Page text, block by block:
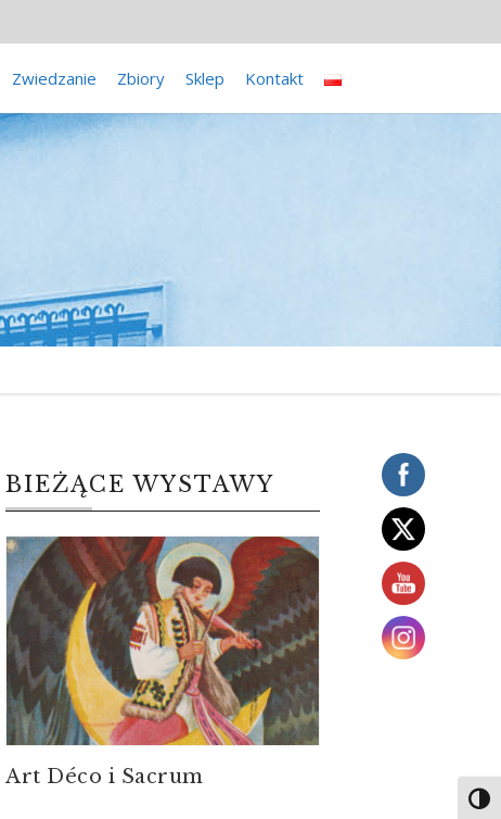
Zwiedzanie Zbiory Sklep Kontakt
BIEŻĄCE WYSTAWY
Art Déco i Sacrum